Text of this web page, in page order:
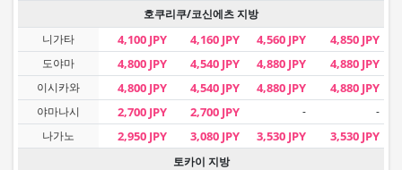
호쿠리쿠/코신에츠 지방
니가타
4,100 JPY 4,160 JPY 4,560 JPY 4,850 JPY
도야마 4,800 JPY 4,540 JPY 4,880 JPY 4,880 JPY
이시카와 4,800 JPY 4,540 JPY 4,880 JPY 4,880 JPY
야마나시 2,700 JPY 2,700 JPY -
-
나가노
2,950 JPY 3,080 JPY 3,530 JPY 3,530 JPY
토카이 지방